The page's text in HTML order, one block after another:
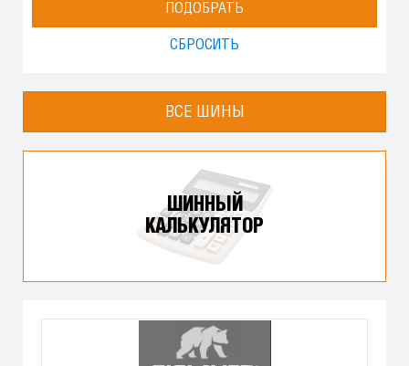
ПОДОБРАТЬ
СБРОСИТЬ
ВСЕ ШИНЫ
ШИННЫЙ
КАЛЬКУЛЯТОР